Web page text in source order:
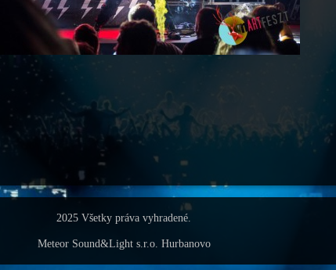
2025 Všetky práva vyhradené.
Meteor Sound&Light s.r.o. Hurbanovo